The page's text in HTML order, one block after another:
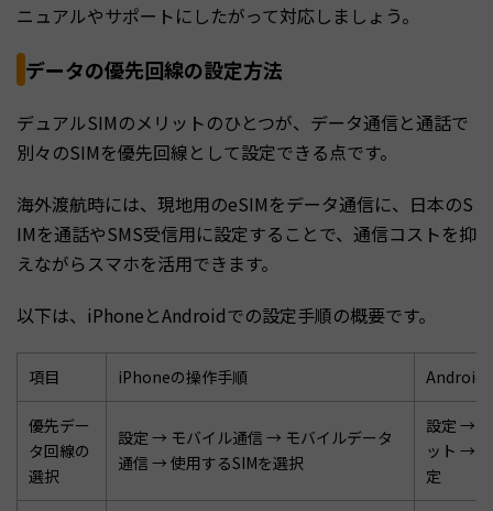
ニュアルやサポートにしたがって対応しましょう。
データの優先回線の設定方法
デュアルSIMのメリットのひとつが、データ通信と通話で
別々のSIMを優先回線として設定できる点です。
海外渡航時には、現地用のeSIMをデータ通信に、日本のS
IMを通話やSMS受信用に設定することで、通信コストを抑
えながらスマホを活用できます。
以下は、iPhoneとAndroidでの設定手順の概要です。
項目 iPhoneの操作手順 Android
優先デー
タ回線の
選択
設定 → モバイル通信 → モバイルデータ
通信 → 使用するSIMを選択
設定 →
ット →
定